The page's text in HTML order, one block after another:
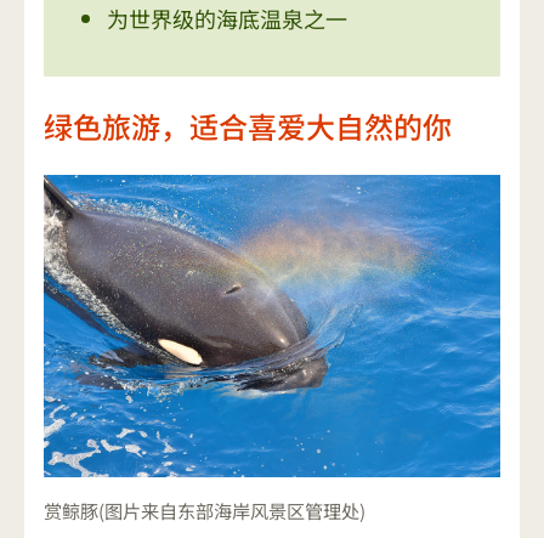
为世界级的海底温泉之一
绿色旅游，适合喜爱大自然的你
赏鲸豚(图片来自东部海岸风景区管理处)